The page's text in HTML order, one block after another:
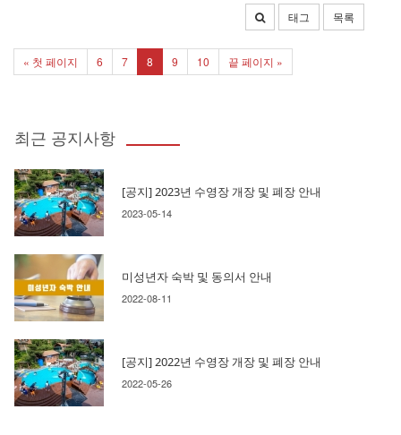
태그 목록
« 첫 페이지 6 7 8 9 10 끝 페이지 »
최근 공지사항
[공지] 2023년 수영장 개장 및 폐장 안내
2023-05-14
미성년자 숙박 및 동의서 안내
2022-08-11
[공지] 2022년 수영장 개장 및 폐장 안내
2022-05-26